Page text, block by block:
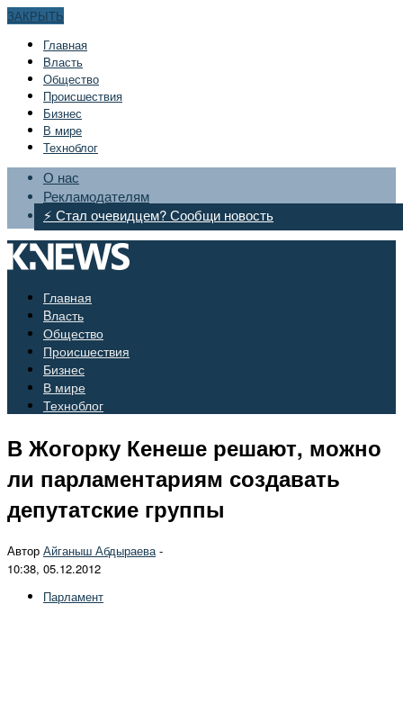
ЗАКРЫТЬ
Главная
Bласть
Общество
Происшествия
Бизнес
В мире
Техноблог
О нас
Рекламодателям
⚡ Стал очевидцем? Сообщи новость
Главная
Bласть
Общество
Происшествия
Бизнес
В мире
Техноблог
В Жогорку Кенеше решают, можно
ли парламентариям создавать
депутатские группы
Автор Айганыш Абдыраева-
10:38, 05.12.2012
Парламент